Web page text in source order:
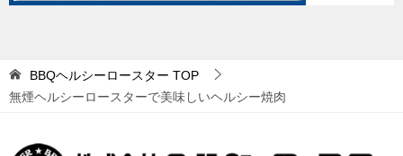
BBQヘルシーロースター TOP
無煙ヘルシーロースターで美味しいヘルシー焼肉